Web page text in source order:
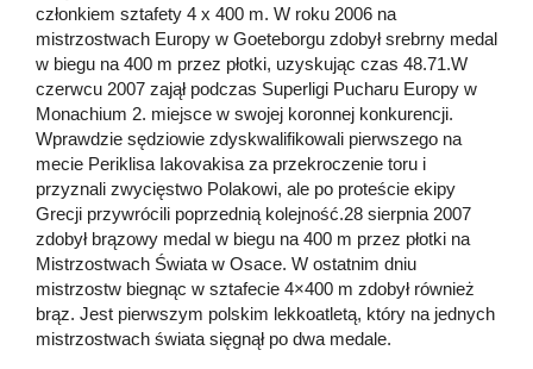
członkiem sztafety 4 x 400 m. W roku 2006 na
mistrzostwach Europy w Goeteborgu zdobył srebrny medal
w biegu na 400 m przez płotki, uzyskując czas 48.71.W
czerwcu 2007 zajął podczas Superligi Pucharu Europy w
Monachium 2. miejsce w swojej koronnej konkurencji.
Wprawdzie sędziowie zdyskwalifikowali pierwszego na
mecie Periklisa Iakovakisa za przekroczenie toru i
przyznali zwycięstwo Polakowi, ale po proteście ekipy
Grecji przywrócili poprzednią kolejność.28 sierpnia 2007
zdobył brązowy medal w biegu na 400 m przez płotki na
Mistrzostwach Świata w Osace. W ostatnim dniu
mistrzostw biegnąc w sztafecie 4×400 m zdobył również
brąz. Jest pierwszym polskim lekkoatletą, który na jednych
mistrzostwach świata sięgnął po dwa medale.